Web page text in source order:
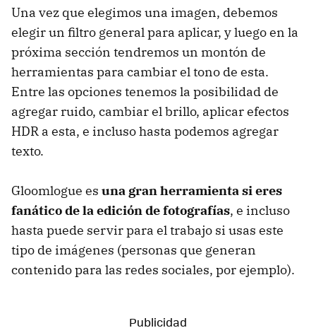
Una vez que elegimos una imagen, debemos
elegir un filtro general para aplicar, y luego en la
próxima sección tendremos un montón de
herramientas para cambiar el tono de esta.
Entre las opciones tenemos la posibilidad de
agregar ruido, cambiar el brillo, aplicar efectos
HDR a esta, e incluso hasta podemos agregar
texto.
Gloomlogue es una gran herramienta si eres
fanático de la edición de fotografías, e incluso
hasta puede servir para el trabajo si usas este
tipo de imágenes (personas que generan
contenido para las redes sociales, por ejemplo).